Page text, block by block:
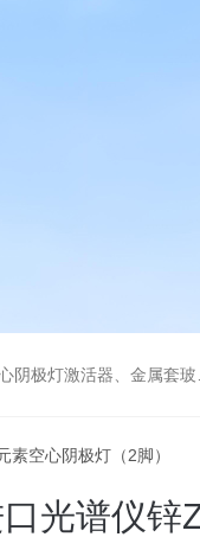
装石墨管、石墨锥、空心阴极灯、氘灯等。
素空心阴极灯（2脚）
光谱仪锌